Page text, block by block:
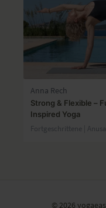
Anna Rech
Strong & Flexible –
Inspired Yoga
Fortgeschrittene |
© 2026